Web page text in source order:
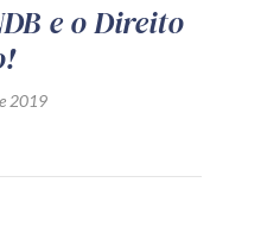
e o Direito
2019